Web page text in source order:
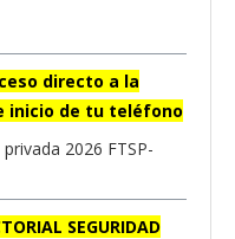
directo a la
inicio de tu teléfono
SEGURIDAD